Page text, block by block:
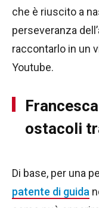
che è riuscito a
perseveranza
raccontarlo in un
Youtube.
ostacoli
Di base, per una
patente di guida